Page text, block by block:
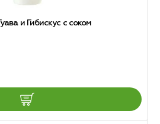
и Гибискус с соком